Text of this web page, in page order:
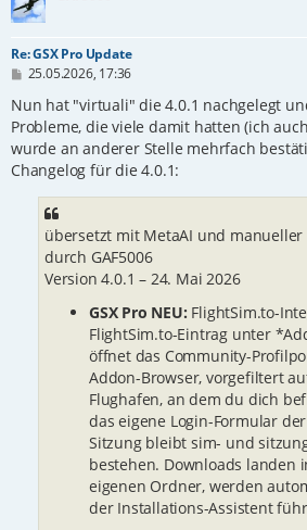
Re: GSX Pro Update
B
i
r
a
g
25.05.2026, 17:36
Nun hat "virtuali" die 4.0.1 nachgelegt
Probleme, die viele damit hatten (ich
wurde an anderer Stelle mehrfach
Changelog für die 4.0.1:
übersetzt mit MetaAI und
durch GAF5006
Version 4.0.1 – 24. Mai 2026
GSX Pro NEU: FlightSim.to-
FlightSim.to-Eintrag unter
öffnet das Community-
Addon-Browser, vorgefiltert
Flughafen, an dem du dich
das eigene Login-Formular
Sitzung bleibt sim- und
bestehen. Downloads landen
eigenen Ordner, werden
der Installations-Assistent